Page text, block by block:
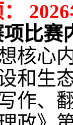
： 2026
项比赛
核心
和生
作、